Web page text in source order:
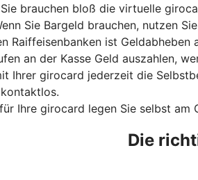
Sie brauchen bloß die virtuelle
Sie Bargeld brauchen, nutzen
Raiffeisenbanken ist Geldabheben
an der Kasse Geld auszahlen,
Ihrer girocard jederzeit die
Ihre girocard legen Sie selbst
Die